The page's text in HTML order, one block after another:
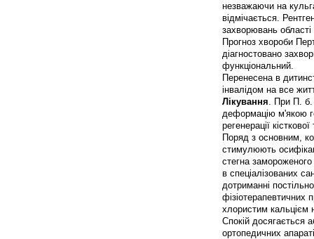
незважаючи на
відмічається.
захворювань
Прогноз хвороби
діагностовано
функціональний.
Перенесена в
інвалідом на все
Лікування. При П. б.
деформацію м'якою
регенерації
Поряд з основним,
стимулюють
стегна
в спеціалізованих
дотриманні
фізіотерапевтичних
хлористим кальцієм
Спокій досягається
ортопедичних